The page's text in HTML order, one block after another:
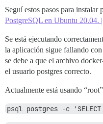
Seguí estos pasos para instalar
PostgreSQL en Ubuntu 20.04.
Se está ejecutando
la aplicación sigue fallando
se debe a que el archivo
el usuario postgres correcto.
Actualmente está usando “root”
psql postgres -c